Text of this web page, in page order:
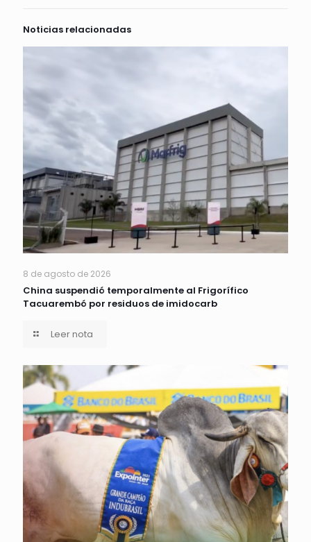
Noticias relacionadas
8 de agosto de 2026
China suspendió temporalmente al Frigorífico
Tacuarembó por residuos de imidocarb
Leer nota